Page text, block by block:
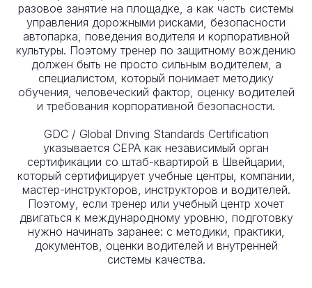
разовое занятие на площадке, а как часть системы
управления дорожными рисками, безопасности
автопарка, поведения водителя и корпоративной
культуры. Поэтому тренер по защитному вождению
должен быть не просто сильным водителем, а
специалистом, который понимает методику
обучения, человеческий фактор, оценку водителей
и требования корпоративной безопасности.
GDC / Global Driving Standards Certification
указывается CEPA как независимый орган
сертификации со штаб-квартирой в Швейцарии,
который сертифицирует учебные центры, компании,
мастер-инструкторов, инструкторов и водителей.
Поэтому, если тренер или учебный центр хочет
двигаться к международному уровню, подготовку
нужно начинать заранее: с методики, практики,
документов, оценки водителей и внутренней
системы качества.